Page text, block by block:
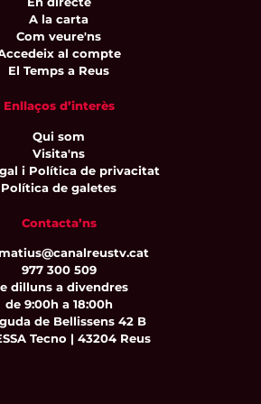
A la carta
Com veure'ns
al compte
El Temps a Reus
Enllaços d’interès
Qui som
Visita'ns
i Política de privacitat
Política de galetes
Contacta’ns
977 300 509
dilluns a divendres
de 9:00h a 18:00h
de Bellissens 42 B
Tecno | 43204 Reus